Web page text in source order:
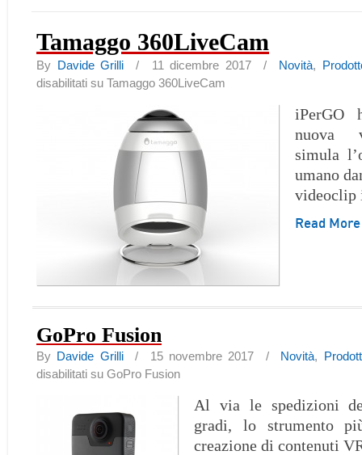
Tamaggo 360LiveCam
By Davide Grilli / 11 dicembre 2017 / Novità,
disabilitati su Tamaggo 360LiveCam
iPerGO
nuova
simula
umano
videoclip
Read
GoPro Fusion
By Davide Grilli/ 15 novembre 2017 / Novità,
disabilitati su GoPro Fusion
Al via le spedizioni
gradi, lo strumento
creazione di contenuti